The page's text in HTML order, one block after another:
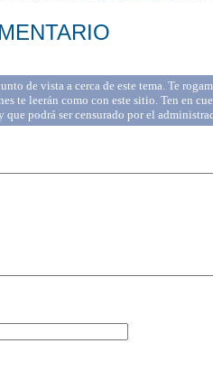
de vista a cerca de este tema. Te
te leerán como con este sitio. Ten en
podrá ser censurado por el